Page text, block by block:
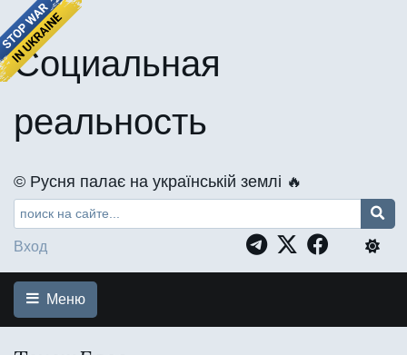
Социальная
реальность
©️ Русня палає на українській землі 🔥
Вход
Меню